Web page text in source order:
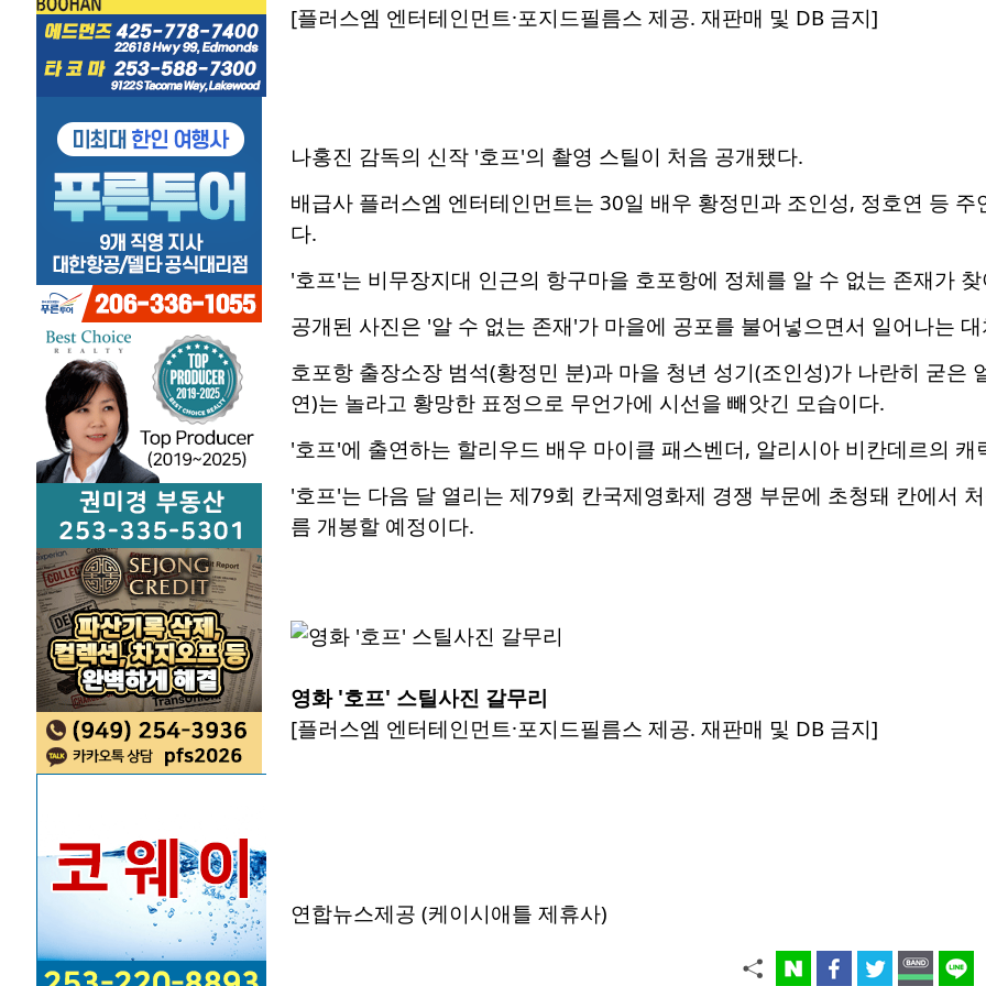
[플러스엠 엔터테인먼트·포지드필름스 제공. 재판매 및 DB 금지]
나홍진 감독의 신작 '호프'의 촬영 스틸이 처음 공개됐다.
배급사 플러스엠 엔터테인먼트는 30일 배우 황정민과 조인성, 정호연 등
다.
'호프'는 비무장지대 인근의 항구마을 호포항에 정체를 알 수 없는 존재가
공개된 사진은 '알 수 없는 존재'가 마을에 공포를 불어넣으면서 일어나는
호포항 출장소장 범석(황정민 분)과 마을 청년 성기(조인성)가 나란히 굳은
연)는 놀라고 황망한 표정으로 무언가에 시선을 빼앗긴 모습이다.
'호프'에 출연하는 할리우드 배우 마이클 패스벤더, 알리시아 비칸데르의
'호프'는 다음 달 열리는 제79회 칸국제영화제 경쟁 부문에 초청돼 칸에서
름 개봉할 예정이다.
영화 '호프' 스틸사진 갈무리
[플러스엠 엔터테인먼트·포지드필름스 제공. 재판매 및 DB 금지]
연합뉴스제공 (케이시애틀 제휴사)